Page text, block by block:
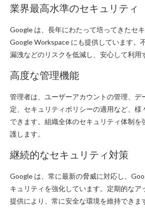
業界最高水準のセキュリティ
Google は、長年にわたって培ってきたセ
Google Workspace にも提供しています。
漏洩などのリスクを低減し、安心して利用
高度な管理機能
管理者は、ユーザーアカウントの管理、デ
定、セキュリティポリシーの適用など、様
できます。組織全体のセキュリティ体制を
護します。
継続的なセキュリティ対策
Google は、常に最新の脅威に対応し、
キュリティを強化しています。定期的なア
提供により、常に安全な環境を維持できま